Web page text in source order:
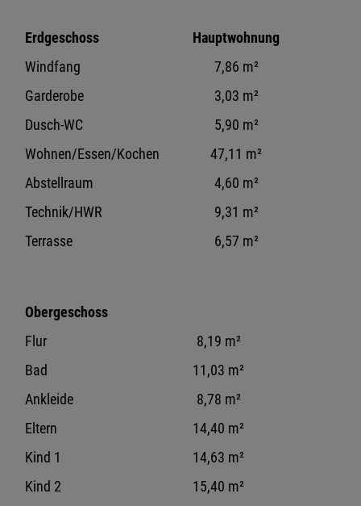
Erdgeschoss
Hauptwohnung
Windfang
7,86 m²
Garderobe
3,03 m²
Dusch-WC
5,90 m²
Wohnen/Essen/Kochen
47,11 m²
Abstellraum
4,60 m²
Technik/HWR
9,31 m²
Terrasse
6,57 m²
Obergeschoss
Flur
8,19 m²
Bad
11,03 m²
Ankleide
8,78 m²
Eltern
14,40 m²
Kind 1
14,63 m²
Kind 2
15,40 m²